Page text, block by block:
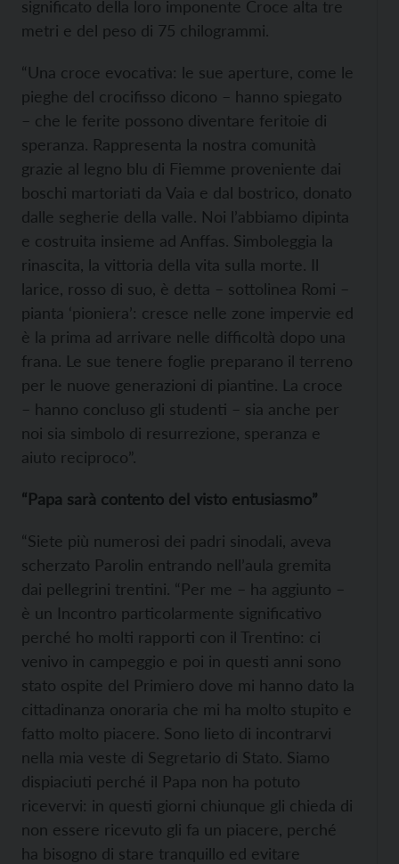
significato della loro imponente Croce alta tre
metri e del peso di 75 chilogrammi.
“Una croce evocativa: le sue aperture, come le
pieghe del crocifisso dicono – hanno spiegato
– che le ferite possono diventare feritoie di
speranza. Rappresenta la nostra comunità
grazie al legno blu di Fiemme proveniente dai
boschi martoriati da Vaia e dal bostrico, donato
dalle segherie della valle. Noi l’abbiamo dipinta
e costruita insieme ad Anffas. Simboleggia la
rinascita, la vittoria della vita sulla morte. Il
larice, rosso di suo, è detta – sottolinea Romi –
pianta ‘pioniera’: cresce nelle zone impervie ed
è la prima ad arrivare nelle difficoltà dopo una
frana. Le sue tenere foglie preparano il terreno
per le nuove generazioni di piantine. La croce
– hanno concluso gli studenti – sia anche per
noi sia simbolo di resurrezione, speranza e
aiuto reciproco”.
“Papa sarà contento del visto entusiasmo”
“Siete più numerosi dei padri sinodali, aveva
scherzato Parolin entrando nell’aula gremita
dai pellegrini trentini. “Per me – ha aggiunto –
è un Incontro particolarmente significativo
perché ho molti rapporti con il Trentino: ci
venivo in campeggio e poi in questi anni sono
stato ospite del Primiero dove mi hanno dato la
cittadinanza onoraria che mi ha molto stupito e
fatto molto piacere. Sono lieto di incontrarvi
nella mia veste di Segretario di Stato. Siamo
dispiaciuti perché il Papa non ha potuto
ricevervi: in questi giorni chiunque gli chieda di
non essere ricevuto gli fa un piacere, perché
ha bisogno di stare tranquillo ed evitare